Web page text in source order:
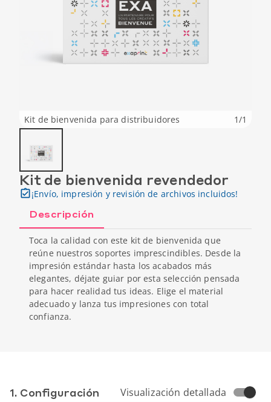
Kit de bienvenida para distribuidores 1/1
Kit de bienvenida revendedor
¡Envío, impresión y revisión de archivos incluidos!
Descripción
Toca la calidad con este kit de bienvenida que
reúne nuestros soportes imprescindibles. Desde la
impresión estándar hasta los acabados más
elegantes, déjate guiar por esta selección pensada
para hacer realidad tus ideas. Elige el material
adecuado y lanza tus impresiones con total
confianza.
1. Conf­iguración Visualización detallada